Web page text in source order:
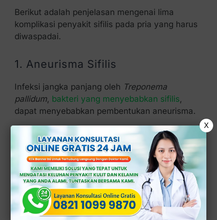
Berikut adalah penjelasan mengenai lima
komplikasi penyakit sifilis pada pria yang harus
diwaspadai.
1. Aneurisma Sifilis
Infeksi jangka panjang oleh Treponema
pallidum, bakteri yang menyebabkan sifilis
dapat menyebabkan pembentukan aneurisma.
Aneurisma adalah pelebaran yang tidak normal
pada pembuluh darah. Aneurisma sifilis
biasanya terjadi pada aorta
Aorta sendiri merupakan pembuluh darah besar
yang mengalirkan darah dari jantung.
Pembuluh darah ini dapat memecah pembuluh
X